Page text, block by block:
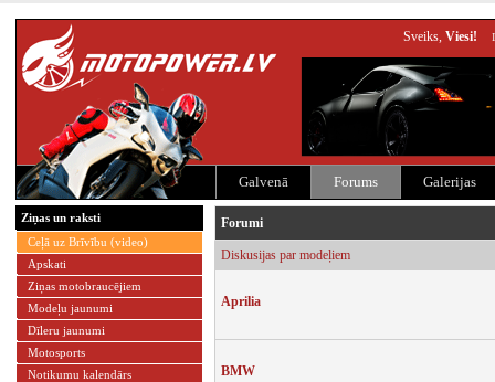
Sveiks, Viesi!
Galvenā Forums Galerijas
Ziņas un raksti
Ceļā uz Brīvību (video)
Apskati
Ziņas motobraucējiem
Modeļu jaunumi
Dīleru jaunumi
Motosports
Notikumu kalendārs
Forumi
Diskusijas par modeļiem
Aprilia
BMW